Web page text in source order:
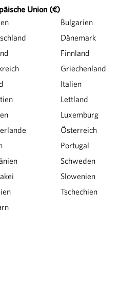
Union (€)
Bulgarien
Dänemark
Finnland
Griechenland
Italien
Lettland
Luxemburg
Österreich
Portugal
Schweden
Slowenien
Tschechien
IN DEN WARENKORB
IN DEN WARENKORB
7,30 €
IN DEN WARENKORB
Versand , inkl. MwSt. des Lieferlandes